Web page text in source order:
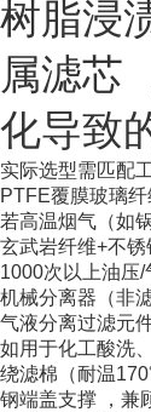
树脂浸
属滤芯
化导致
实际选型需匹配
PTFE覆膜玻璃纤
若高温烟气（如
玄武岩纤维+不锈
1000次以上油压
机械分离器（非滤
气液分离过滤元
如用于化工酸洗
绕滤棉（耐温
钢端盖支撑 ，兼